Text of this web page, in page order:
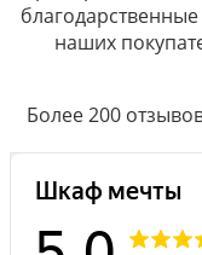
наших
Более 200